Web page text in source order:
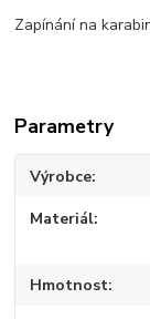
Zapínání na
Parametry
Výrobce
Materiál
Hmotnost